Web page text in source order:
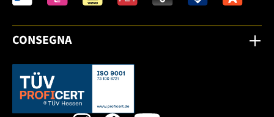
CONSEGNA
Dieser Link öffnet sich in einem neuen Tab.